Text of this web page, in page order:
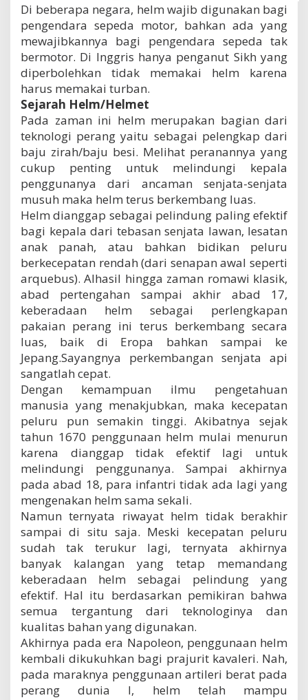
Di beberapa negara, helm wajib digunakan bagi
pengendara sepeda motor, bahkan ada yang
mewajibkannya bagi pengendara sepeda tak
bermotor. Di Inggris hanya penganut Sikh yang
diperbolehkan tidak memakai helm karena
harus memakai turban.
Sejarah Helm/Helmet
Pada zaman ini helm merupakan bagian dari
teknologi perang yaitu sebagai pelengkap dari
baju zirah/baju besi. Melihat peranannya yang
cukup penting untuk melindungi kepala
penggunanya dari ancaman senjata-senjata
musuh maka helm terus berkembang luas.
Helm dianggap sebagai pelindung paling efektif
bagi kepala dari tebasan senjata lawan, lesatan
anak panah, atau bahkan bidikan peluru
berkecepatan rendah (dari senapan awal seperti
arquebus). Alhasil hingga zaman romawi klasik,
abad pertengahan sampai akhir abad 17,
keberadaan helm sebagai perlengkapan
pakaian perang ini terus berkembang secara
luas, baik di Eropa bahkan sampai ke
Jepang.Sayangnya perkembangan senjata api
sangatlah cepat.
Dengan kemampuan ilmu pengetahuan
manusia yang menakjubkan, maka kecepatan
peluru pun semakin tinggi. Akibatnya sejak
tahun 1670 penggunaan helm mulai menurun
karena dianggap tidak efektif lagi untuk
melindungi penggunanya. Sampai akhirnya
pada abad 18, para infantri tidak ada lagi yang
mengenakan helm sama sekali.
Namun ternyata riwayat helm tidak berakhir
sampai di situ saja. Meski kecepatan peluru
sudah tak terukur lagi, ternyata akhirnya
banyak kalangan yang tetap memandang
keberadaan helm sebagai pelindung yang
efektif. Hal itu berdasarkan pemikiran bahwa
semua tergantung dari teknologinya dan
kualitas bahan yang digunakan.
Akhirnya pada era Napoleon, penggunaan helm
kembali dikukuhkan bagi prajurit kavaleri. Nah,
pada maraknya penggunaan artileri berat pada
perang dunia I, helm telah mampu